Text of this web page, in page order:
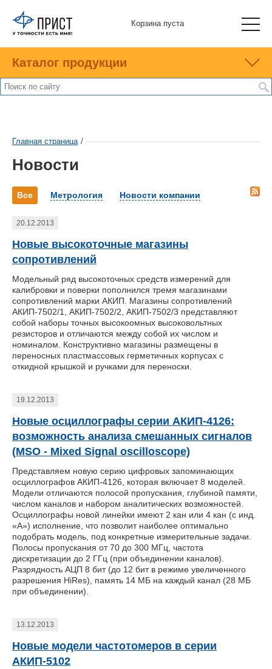
Корзина пуста
Каталог продукции
Главная страница /
Новости
Все Метрология Новости компании
20.12.2013
Новые высокоточные магазины
сопротивлений
Модельный ряд высокоточных средств измерений для
калибровки и поверки пополнился тремя магазинами
сопротивлений марки АКИП. Магазины сопротивлений
АКИП-7502/1, АКИП-7502/2, АКИП-7502/3 представляют
собой наборы точных высокоомных высоковольтных
резисторов и отличаются между собой их числом и
номиналом. Конструктивно магазины размещены в
переносных пластмассовых герметичных корпусах с
откидной крышкой и ручками для переноски.
19.12.2013
Новые осциллографы серии АКИП-4126:
возможность анализа смешанных сигналов
(MSO - Mixed Signal oscilloscope)
Представляем новую серию цифровых запоминающих
осциллографов АКИП-4126, которая включает 8 моделей.
Модели отличаются полосой пропускания, глубиной памяти,
числом каналов и набором аналитических возможностей.
Осциллографы новой линейки имеют 2 кан или 4 кан (с инд.
«А») исполнение, что позволит наиболее оптимально
подобрать модель, под конкретные измерительные задачи.
Полосы пропускания от 70 до 300 МГц, частота
дискретизации до 2 ГГц (при объединении каналов).
Разрядность АЦП 8 бит (до 12 бит в режиме увеличенного
разрешения HiRes), память 14 МБ на каждый канал (28 МБ
при объединении).
13.12.2013
Новые модели частотомеров в серии
АКИП-5102